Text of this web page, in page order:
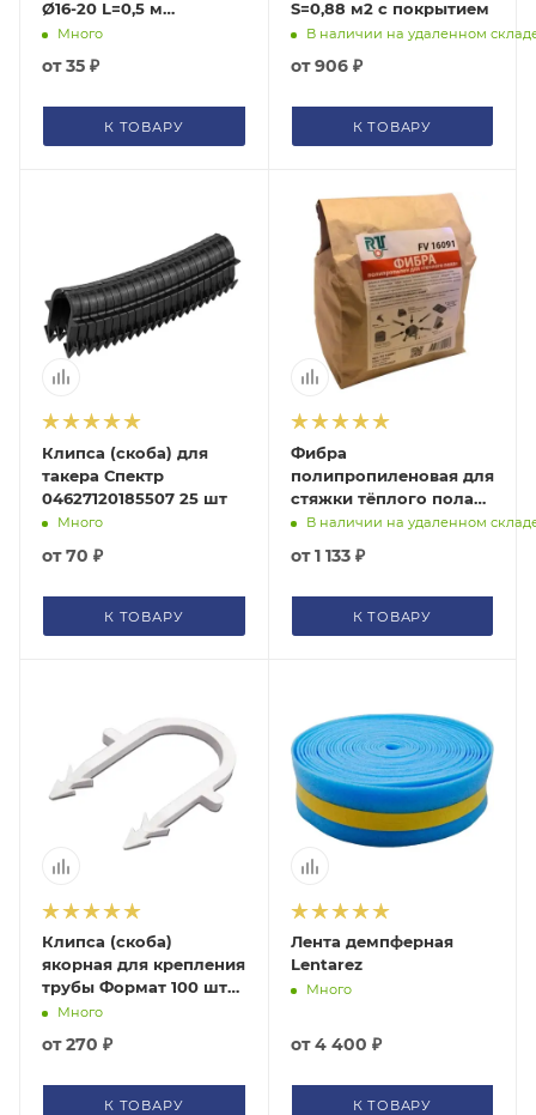
Ø16-20 L=0,5 м
04627120184746
Много
от35 ₽
К ТОВАРУ
S=0,88 м2 с покрытием
В наличии на удаленном
от906 ₽
К ТОВАРУ
Клипса (скоба) для
такера Спектр
04627120185507 25 шт
Много
от70 ₽
К ТОВАРУ
Фибра
полипропиленовая для
стяжки тёплого пола
Рустеплопол FV16091
В наличии на удаленном
от1 133 ₽
К ТОВАРУ
Клипса (скоба)
якорная для крепления
трубы Формат 100 шт
БМ00000014774
Много
от270 ₽
К ТОВАРУ
Лента демпферная
Lentarez
Много
от4 400 ₽
К ТОВАРУ